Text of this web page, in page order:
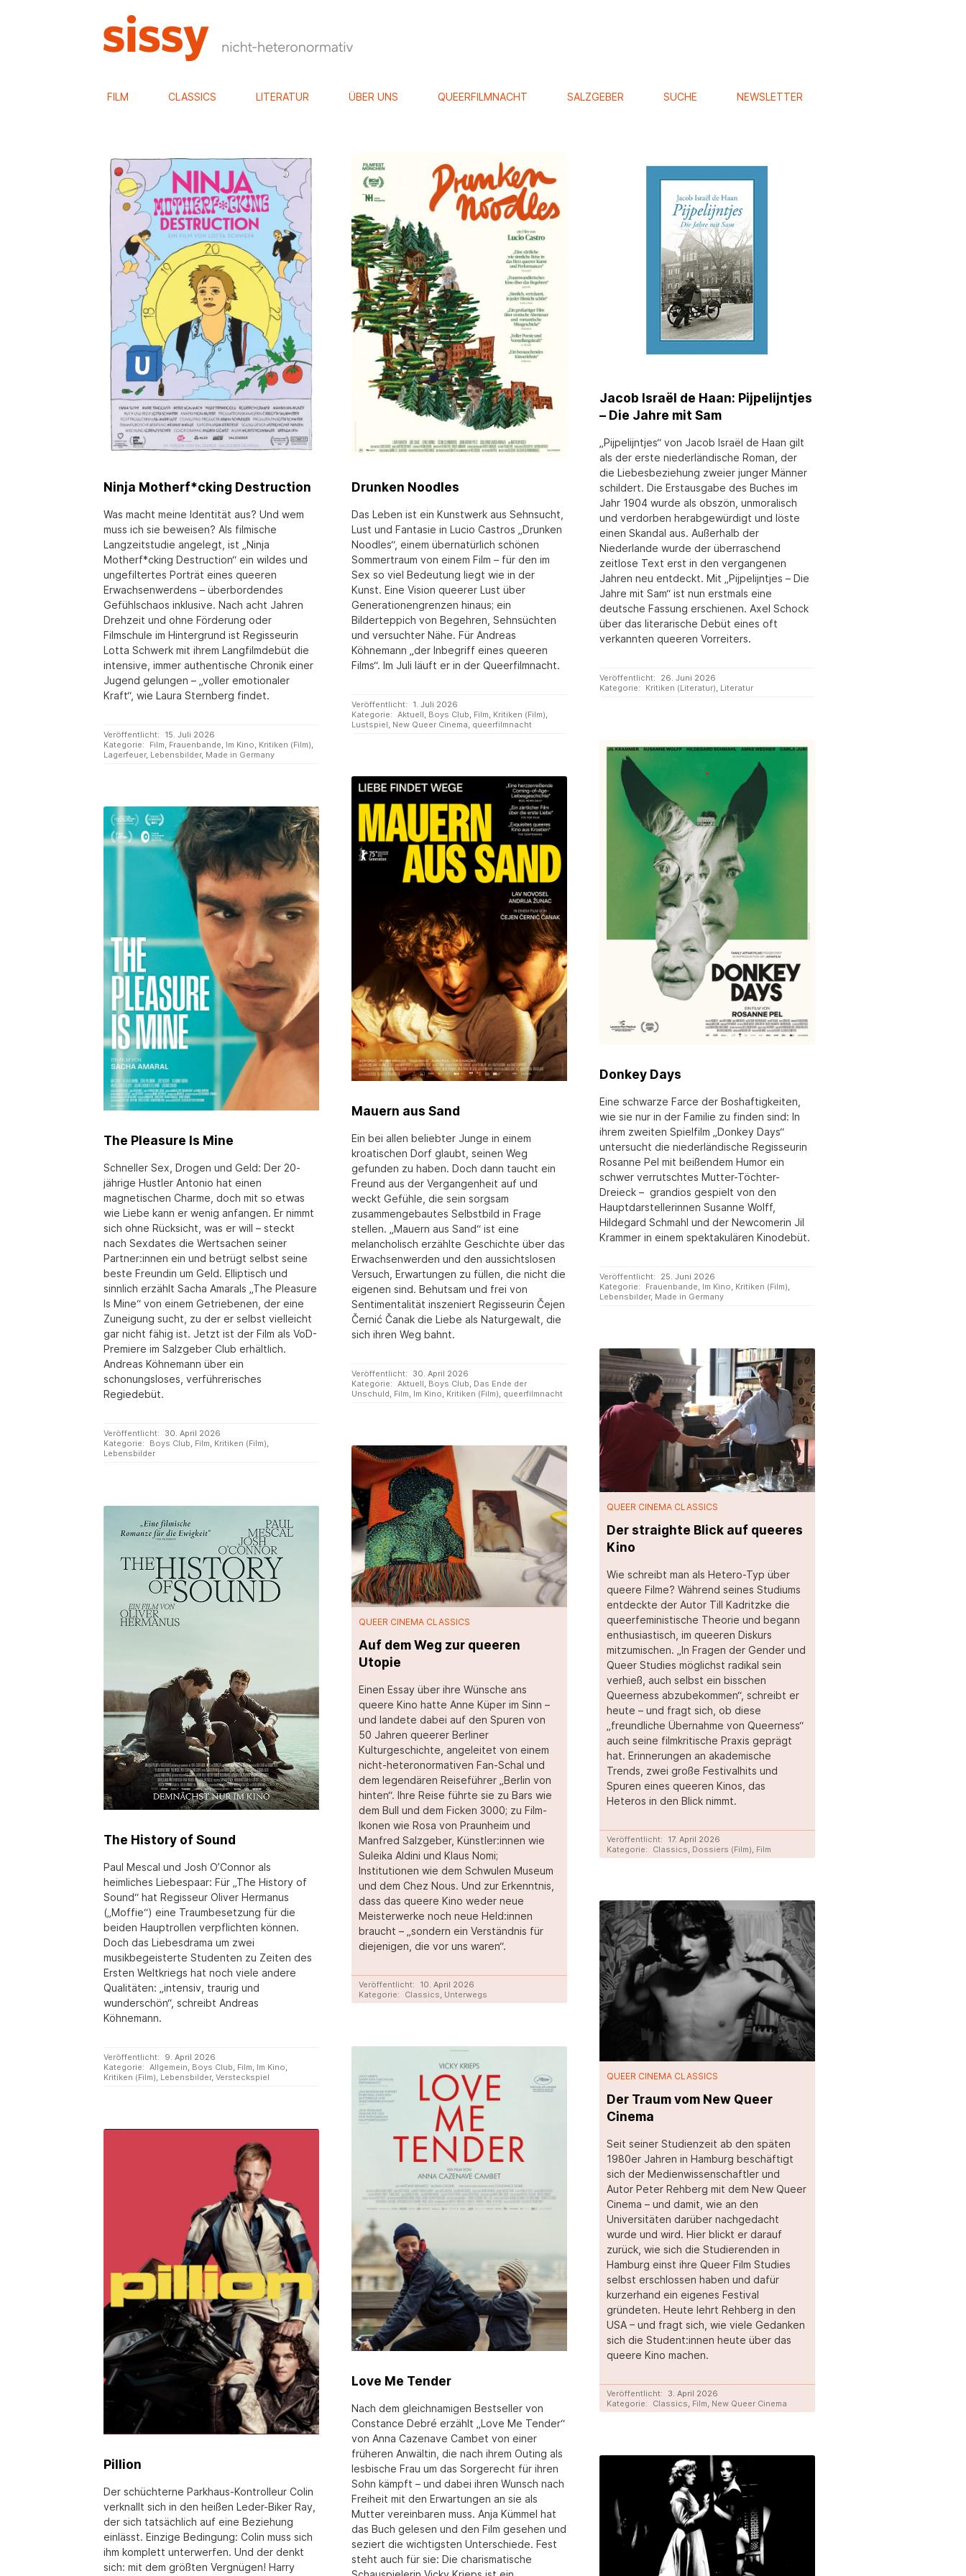
FILM CLASSICS LITERATUR ÜBER UNS QUEERFILMNACHT SALZGEBER SUCHE NEWSLETTER
Ninja Motherf*cking Destruction
Was macht meine Identität aus? Und wem
muss ich sie beweisen? Als filmische
Langzeitstudie angelegt, ist „Ninja
Motherf*cking Destruction“ ein wildes und
ungefiltertes Porträt eines queeren
Erwachsenwerdens – überbordendes
Gefühlschaos inklusive. Nach acht Jahren
Drehzeit und ohne Förderung oder
Filmschule im Hintergrund ist Regisseurin
Lotta Schwerk mit ihrem Langfilmdebüt die
intensive, immer authentische Chronik einer
Jugend gelungen – „voller emotionaler
Kraft“, wie Laura Sternberg findet.
Veröffentlicht:
15. Juli 2026
Kategorie:
Film Frauenbande Im Kino Kritiken (Film)
Lagerfeuer, Lebensbilder, Made in Germany
Drunken Noodles
Das Leben ist ein Kunstwerk aus Sehnsucht,
Lust und Fantasie in Lucio Castros „Drunken
Noodles“, einem übernatürlich schönen
Sommertraum von einem Film – für den im
Sex so viel Bedeutung liegt wie in der
Kunst. Eine Vision queerer Lust über
Generationengrenzen hinaus; ein
Bilderteppich von Begehren, Sehnsüchten
und versuchter Nähe. Für Andreas
Köhnemann „der Inbegriff eines queeren
Films“. Im Juli läuft er in der Queerfilmnacht.
Veröffentlicht:
1. Juli 2026
Kategorie: Aktuell Boys Club Film Kritiken (Film)
Lustspiel New Queer Cinema queerfilmnacht
Jacob Israël de Haan: Pijpelijntjes
– Die Jahre mit Sam
„Pijpelijntjes“ von Jacob Israël de Haan gilt
als der erste niederländische Roman, der
die Liebesbeziehung zweier junger Männer
schildert. Die Erstausgabe des Buches im
Jahr 1904 wurde als obszön, unmoralisch
und verdorben herabgewürdigt und löste
einen Skandal aus. Außerhalb der
Niederlande wurde der überraschend
zeitlose Text erst in den vergangenen
Jahren neu entdeckt. Mit „Pijpelijntjes – Die
Jahre mit Sam“ ist nun erstmals eine
deutsche Fassung erschienen. Axel Schock
über das literarische Debüt eines oft
verkannten queeren Vorreiters.
Veröffentlicht:
26. Juni 2026
Kategorie:
Kritiken (Literatur) Literatur
Donkey Days
Eine schwarze Farce der Boshaftigkeiten,
wie sie nur in der Familie zu finden sind: In
ihrem zweiten Spielfilm „Donkey Days“
untersucht die niederländische Regisseurin
Rosanne Pel mit beißendem Humor ein
schwer verrutschtes Mutter-Töchter-
Dreieck – grandios gespielt von den
Hauptdarstellerinnen Susanne Wolff,
Hildegard Schmahl und der Newcomerin Jil
Krammer in einem spektakulären Kinodebüt.
Veröffentlicht:
25. Juni 2026
Kategorie:
Frauenbande Im Kino Kritiken (Film)
Lebensbilder, Made in Germany
Mauern aus Sand
Ein bei allen beliebter Junge in einem
kroatischen Dorf glaubt, seinen Weg
gefunden zu haben. Doch dann taucht ein
Freund aus der Vergangenheit auf und
weckt Gefühle, die sein sorgsam
zusammengebautes Selbstbild in Frage
stellen. „Mauern aus Sand“ ist eine
melancholisch erzählte Geschichte über das
Erwachsenwerden und den aussichtslosen
Versuch, Erwartungen zu füllen, die nicht die
eigenen sind. Behutsam und frei von
Sentimentalität inszeniert Regisseurin Čejen
Černić Čanak die Liebe als Naturgewalt, die
sich ihren Weg bahnt.
Veröffentlicht:
30. April 2026
Kategorie: Aktuell Boys Club Das Ende der
Unschuld Film Im Kino Kritiken (Film) queerfilmnacht
The Pleasure Is Mine
Schneller Sex, Drogen und Geld: Der 20-
jährige Hustler Antonio hat einen
magnetischen Charme, doch mit so etwas
wie Liebe kann er wenig anfangen. Er nimmt
sich ohne Rücksicht, was er will – steckt
nach Sexdates die Wertsachen seiner
Partner:innen ein und betrügt selbst seine
beste Freundin um Geld. Elliptisch und
sinnlich erzählt Sacha Amarals „The Pleasure
Is Mine“ von einem Getriebenen, der eine
Zuneigung sucht, zu der er selbst vielleicht
gar nicht fähig ist. Jetzt ist der Film als VoD-
Premiere im Salzgeber Club erhältlich.
Andreas Köhnemann über ein
schonungsloses, verführerisches
Regiedebüt.
Veröffentlicht:
30. April 2026
Kategorie:
Boys Club, Film, Kritiken (Film),
Lebensbilder
QUEER CINEMA CLASSICS
Der straighte Blick auf queeres
Kino
Wie schreibt man als Hetero-Typ über
queere Filme? Während seines Studiums
entdeckte der Autor Till Kadritzke die
queerfeministische Theorie und begann
enthusiastisch, im queeren Diskurs
mitzumischen. „In Fragen der Gender und
Queer Studies möglichst radikal sein
verhieß, auch selbst ein bisschen
Queerness abzubekommen“, schreibt er
heute – und fragt sich, ob diese
„freundliche Übernahme von Queerness“
auch seine filmkritische Praxis geprägt
hat. Erinnerungen an akademische
Trends, zwei große Festivalhits und
Spuren eines queeren Kinos, das
Heteros in den Blick nimmt.
Veröffentlicht:
17. April 2026
Kategorie:
Classics, Dossiers (Film), Film
QUEER CINEMA CLASSICS
Auf dem Weg zur queeren
Utopie
Einen Essay über ihre Wünsche ans
queere Kino hatte Anne Küper im Sinn –
und landete dabei auf den Spuren von
50 Jahren queerer Berliner
Kulturgeschichte, angeleitet von einem
nicht-heteronormativen Fan-Schal und
dem legendären Reiseführer „Berlin von
hinten“. Ihre Reise führte sie zu Bars wie
dem Bull und dem Ficken 3000; zu Film-
Ikonen wie Rosa von Praunheim und
Manfred Salzgeber, Künstler:innen wie
Suleika Aldini und Klaus Nomi;
Institutionen wie dem Schwulen Museum
und dem Chez Nous. Und zur Erkenntnis,
dass das queere Kino weder neue
Meisterwerke noch neue Held:innen
braucht – „sondern ein Verständnis für
diejenigen, die vor uns waren“.
Veröffentlicht:
10. April 2026
Kategorie:
Classics, Unterwegs
The History of Sound
Paul Mescal und Josh O’Connor als
heimliches Liebespaar: Für „The History of
Sound“ hat Regisseur Oliver Hermanus
(„Moffie“) eine Traumbesetzung für die
beiden Hauptrollen verpflichten können.
Doch das Liebesdrama um zwei
musikbegeisterte Studenten zu Zeiten des
Ersten Weltkriegs hat noch viele andere
Qualitäten: „intensiv, traurig und
wunderschön“, schreibt Andreas
Köhnemann.
Veröffentlicht:
9. April 2026
Kategorie: Allgemein, Boys Club, Film, Im Kino,
Kritiken (Film), Lebensbilder,Versteckspiel QUEER CINEMA CLASSICS
Der Traum vom New Queer
Cinema
Seit seiner Studienzeit ab den späten
1980er Jahren in Hamburg beschäftigt
sich der Medienwissenschaftler und
Autor Peter Rehberg mit dem New Queer
Cinema – und damit, wie an den
Universitäten darüber nachgedacht
wurde und wird. Hier blickt er darauf
zurück, wie sich die Studierenden in
Hamburg einst ihre Queer Film Studies
selbst erschlossen haben und dafür
kurzerhand ein eigenes Festival
gründeten. Heute lehrt Rehberg in den
USA – und fragt sich, wie viele Gedanken
sich die Student:innen heute über das
queere Kino machen.
Veröffentlicht:
3. April 2026
Kategorie:
Classics Film New Queer Cinema
Love Me Tender
Nach dem gleichnamigen Bestseller von
Constance Debré erzählt „Love Me Tender“
von Anna Cazenave Cambet von einer
früheren Anwältin, die nach ihrem Outing als
lesbische Frau um das Sorgerecht für ihren
Sohn kämpft – und dabei ihren Wunsch nach
Freiheit mit den Erwartungen an sie als
Mutter vereinbaren muss. Anja Kümmel hat
das Buch gelesen und den Film gesehen und
seziert die wichtigsten Unterschiede. Fest
steht auch für sie: Die charismatische
Pillion
Der schüchterne Parkhaus-Kontrolleur Colin
verknallt sich in den heißen Leder-Biker Ray,
der sich tatsächlich auf eine Beziehung
einlässt. Einzige Bedingung: Colin muss sich
ihm komplett unterwerfen. Und der denkt
sich: mit dem größten Vergnügen! Harry